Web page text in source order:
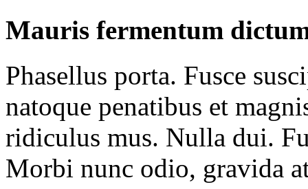
Mauris fermentum
Phasellus porta. Fusce
natoque penatibus et
ridiculus mus. Nulla dui.
Morbi nunc odio, gravida